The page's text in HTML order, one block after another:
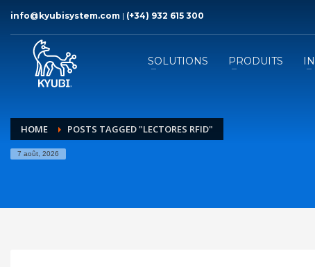
info@kyubisystem.com | (+34) 932 615 300
SOLUTIONS PRODUITS
HOME POSTS TAGGED "LECTORES RFID"
7 août, 2026